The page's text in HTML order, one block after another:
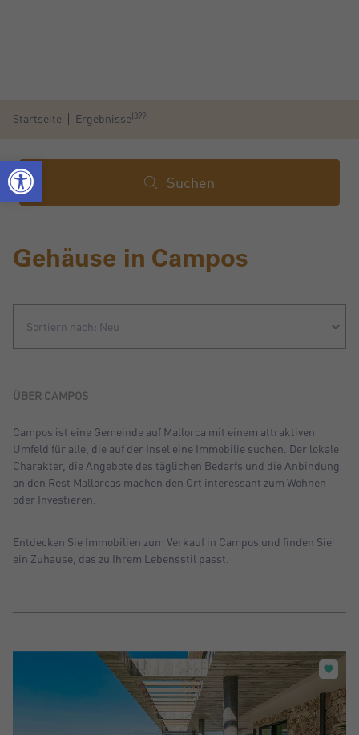
Startseite Ergebnisse(399)
Suchen
Gehäuse in Campos
Sortiern nach: Neu
Sortiern nach: Preis absteigend
Sortiern nach: Meist besuchte
ÜBER CAMPOS
Campos ist eine Gemeinde auf Mallorca mit einem attraktiven
Umfeld für alle, die auf der Insel eine Immobilie suchen. Der lokale
Charakter, die Angebote des täglichen Bedarfs und die Anbindung
an den Rest Mallorcas machen den Ort interessant zum Wohnen
oder Investieren.
Entdecken Sie Immobilien zum Verkauf in Campos und finden Sie
ein Zuhause, das zu Ihrem Lebensstil passt.